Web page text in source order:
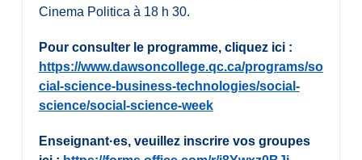
Cinema Politica à 18 h 30.
Pour consulter le programme, cliquez ici :
https://www.dawsoncollege.qc.ca/programs/so
cial-science-business-technologies/social-
science/social-science-week
Enseignant·es, veuillez inscrire vos groupes